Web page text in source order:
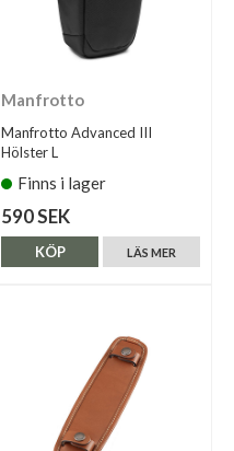
Manfrotto
Manfrotto Advanced III
Hölster L
Finns i lager
590 SEK
LÄS MER
KÖP